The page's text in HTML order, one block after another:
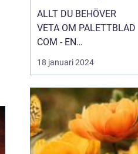
inomhusväxt
ALLT DU BEHÖVER
VETA OM PALETTBLAD
COM - EN
HÖGKVALITATIV
ÖVERSIKT Introduktion
Calathea som det även
kallas, är en växt som
har blivit väldigt populär
bland
18 januari 2024